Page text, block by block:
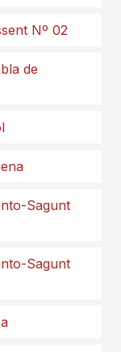
Nº 02
de
Sagunt
Sagunt